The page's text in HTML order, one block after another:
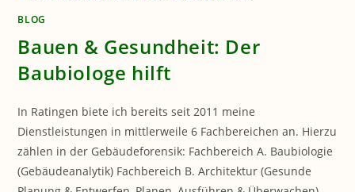
BLOG
Bauen & Gesundheit: Der
Baubiologe hilft
In Ratingen biete ich bereits seit 2011 meine
Dienstleistungen in mittlerweile 6 Fachbereichen an. Hierzu
zählen in der Gebäudeforensik: Fachbereich A. Baubiologie
(Gebäudeanalytik) Fachbereich B. Architektur (Gesunde